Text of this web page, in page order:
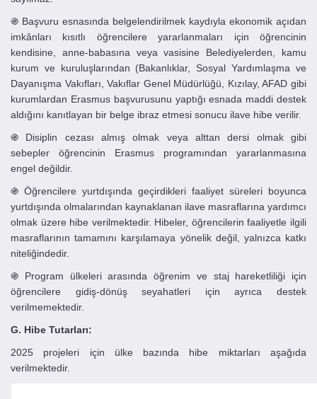
֍ Başvuru esnasında belgelendirilmek kaydıyla ekonomik açıdan
imkânları kısıtlı öğrencilere yararlanmaları için öğrencinin
kendisine, anne-babasına veya vasisine Belediyelerden, kamu
kurum ve kuruluşlarından (Bakanlıklar, Sosyal Yardımlaşma ve
Dayanışma Vakıfları, Vakıflar Genel Müdürlüğü, Kızılay, AFAD gibi
kurumlardan Erasmus başvurusunu yaptığı esnada maddi destek
aldığını kanıtlayan bir belge ibraz etmesi sonucu ilave hibe verilir.
֍ Disiplin cezası almış olmak veya alttan dersi olmak gibi
sebepler öğrencinin Erasmus programından yararlanmasına
engel değildir.
֍ Öğrencilere yurtdışında geçirdikleri faaliyet süreleri boyunca
yurtdışında olmalarından kaynaklanan ilave masraflarına yardımcı
olmak üzere hibe verilmektedir. Hibeler, öğrencilerin faaliyetle ilgili
masraflarının tamamını karşılamaya yönelik değil, yalnızca katkı
niteliğindedir.
֍ Program ülkeleri arasında öğrenim ve staj hareketliliği için
öğrencilere gidiş-dönüş seyahatleri için ayrıca destek
verilmemektedir.
G. Hibe Tutarları:
2025 projeleri için ülke bazında hibe miktarları aşağıda
verilmektedir.